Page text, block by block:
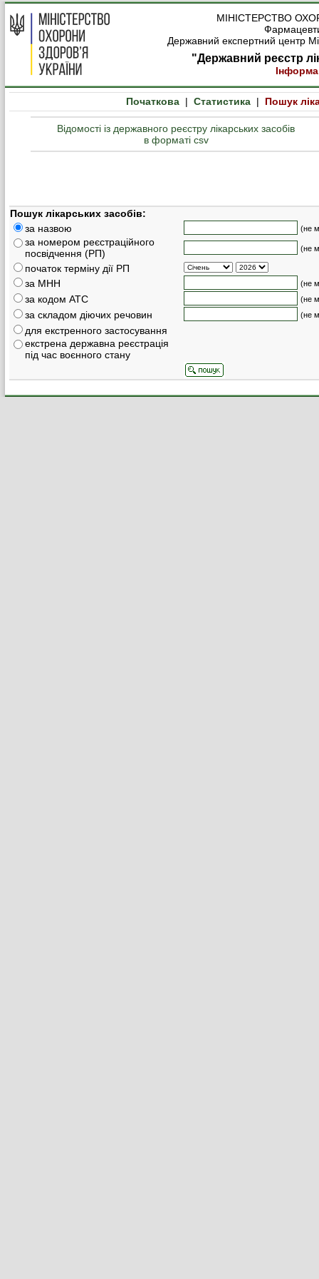
МІНІСТЕРСТВО
Державний експертний центр
"Державний реєстр
Початкова | Статистика | Пошук
Відомості із державного реєстру лікарських засобів
в форматі csv
Пошук лікарських засобів:
за назвою
(не
за номером реєстраційного
посвідчення (РП)
(не
початок терміну дії РП
за МНН
(не
за кодом АТС (не
за складом діючих речовин (не
для екстренного застосування
екстрена державна реєстрація
під час воєнного стану